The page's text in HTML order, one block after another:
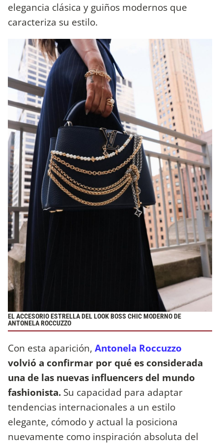
elegancia clásica y guiños modernos que
caracteriza su estilo.
EL ACCESORIO ESTRELLA DEL LOOK BOSS CHIC MODERNO DE
ANTONELA ROCCUZZO
Con esta aparición, Antonela Roccuzzo
volvió a confirmar por qué es considerada
una de las nuevas influencers del mundo
fashionista. Su capacidad para adaptar
tendencias internacionales a un estilo
elegante, cómodo y actual la posiciona
nuevamente como inspiración absoluta del